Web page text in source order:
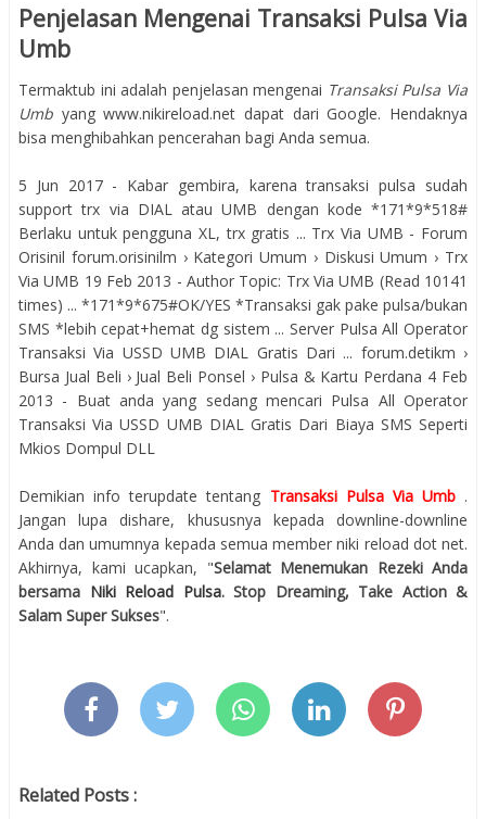
Penjelasan Mengenai Transaksi Pulsa Via
Umb
Termaktub ini adalah penjelasan mengenai Transaksi Pulsa Via
Umb yang www.nikireload.net dapat dari Google. Hendaknya
bisa menghibahkan pencerahan bagi Anda semua.
5 Jun 2017 - Kabar gembira, karena transaksi pulsa sudah
support trx via DIAL atau UMB dengan kode *171*9*518#
Berlaku untuk pengguna XL, trx gratis ... Trx Via UMB - Forum
Orisinil forum.orisinilm › Kategori Umum › Diskusi Umum › Trx
Via UMB 19 Feb 2013 - Author Topic: Trx Via UMB (Read 10141
times) ... *171*9*675#OK/YES *Transaksi gak pake pulsa/bukan
SMS *lebih cepat+hemat dg sistem ... Server Pulsa All Operator
Transaksi Via USSD UMB DIAL Gratis Dari ... forum.detikm ›
Bursa Jual Beli › Jual Beli Ponsel › Pulsa & Kartu Perdana 4 Feb
2013 - Buat anda yang sedang mencari Pulsa All Operator
Transaksi Via USSD UMB DIAL Gratis Dari Biaya SMS Seperti
Mkios Dompul DLL
Demikian info terupdate tentang Transaksi Pulsa Via Umb .
Jangan lupa dishare, khususnya kepada downline-downline
Anda dan umumnya kepada semua member niki reload dot net.
Akhirnya, kami ucapkan, "Selamat Menemukan Rezeki Anda
bersama Niki Reload Pulsa. Stop Dreaming, Take Action &
Salam Super Sukses".
Related Posts :